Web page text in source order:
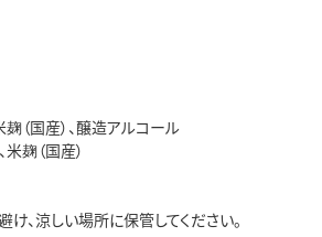
麹（国産）、醸造アルコール
米麹（国産）
け、涼しい場所に保管してください。